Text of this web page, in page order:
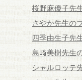
桜野麻優子先
さやか先生の
四季由生子先
島﨑美樹先生
シャルロッテ